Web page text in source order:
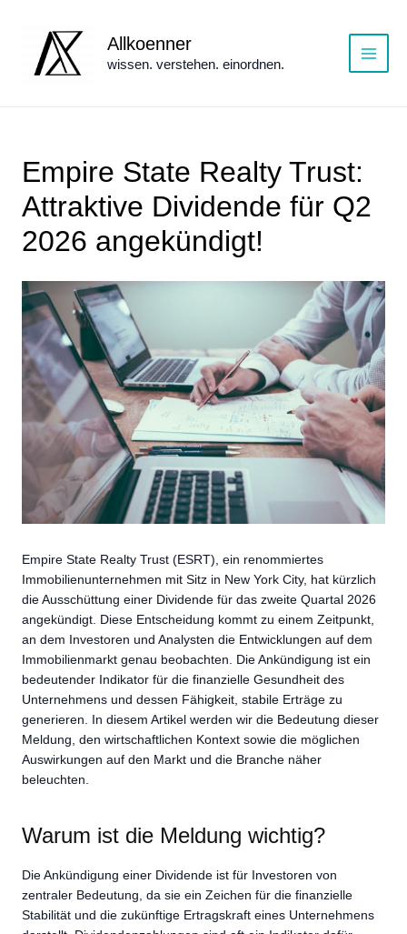
springen
Allkoenner
wissen. verstehen. einordnen.
Main
Empire State Realty Trust:
Attraktive Dividende für Q2
2026 angekündigt!
Empire State Realty Trust (ESRT), ein renommiertes
Immobilienunternehmen mit Sitz in New York City, hat kürzlich
die Ausschüttung einer Dividende für das zweite Quartal 2026
angekündigt. Diese Entscheidung kommt zu einem Zeitpunkt,
an dem Investoren und Analysten die Entwicklungen auf dem
Immobilienmarkt genau beobachten. Die Ankündigung ist ein
bedeutender Indikator für die finanzielle Gesundheit des
Unternehmens und dessen Fähigkeit, stabile Erträge zu
generieren. In diesem Artikel werden wir die Bedeutung dieser
Meldung, den wirtschaftlichen Kontext sowie die möglichen
Auswirkungen auf den Markt und die Branche näher
beleuchten.
Warum ist die Meldung wichtig?
Die Ankündigung einer Dividende ist für Investoren von
zentraler Bedeutung, da sie ein Zeichen für die finanzielle
Stabilität und die zukünftige Ertragskraft eines Unternehmens